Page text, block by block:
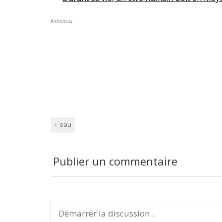
Annonces
eau
Publier un commentaire